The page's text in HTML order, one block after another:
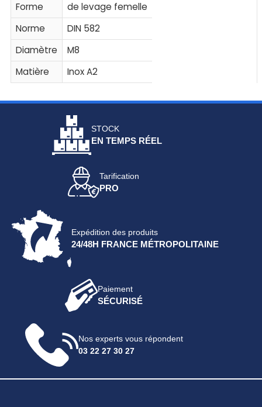
Forme
de levage femelle
Norme
DIN 582
Diamètre
M8
Matière
Inox A2
STOCK
EN TEMPS RÉEL
Tarification
PRO
Expédition des produits
24/48H FRANCE MÉTROPOLITAINE
Paiement
SÉCURISÉ
Nos experts vous répondent
03 22 27 30 27